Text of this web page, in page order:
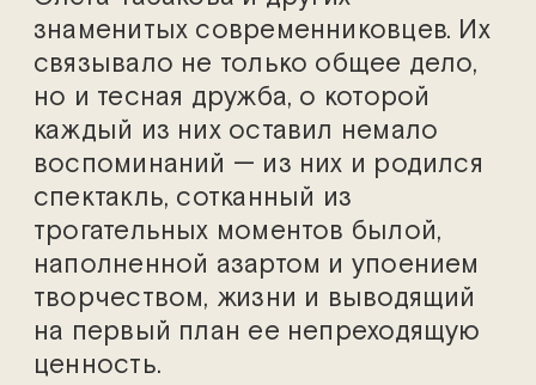
знаменитых современниковцев. Их
связывало не только общее дело,
но и тесная дружба, о которой
каждый из них оставил немало
воспоминаний — из них и родился
спектакль, сотканный из
трогательных моментов былой,
наполненной азартом и упоением
творчеством, жизни и выводящий
на первый план ее непреходящую
ценность.